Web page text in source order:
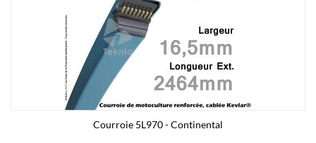
Courroie 5L970 - Continental